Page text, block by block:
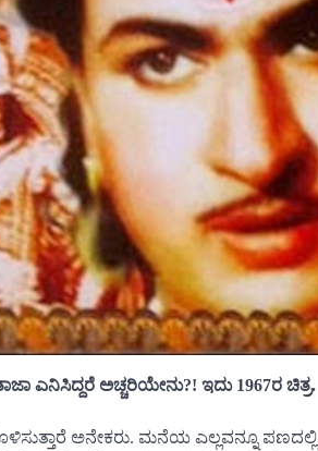
ಎನಿಸಿದ್ದರೆ ಅಚ್ಚರಿಯೇನು?! ಇದು 1967ರ ಚಿತ್ರ.
ಅನೇಕರು. ಮನೆಯ ಎಲ್ಲವನ್ನೂ ಪಣದಲ್ಲಿ